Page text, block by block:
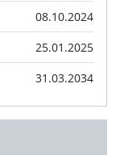
08.10.2024
25.01.2025
31.03.2034